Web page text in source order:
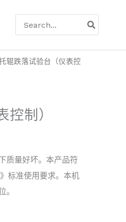
索
辊跌落试验台（仪表控
制）
质量好坏。本产品符
标准使用要求。本机
。